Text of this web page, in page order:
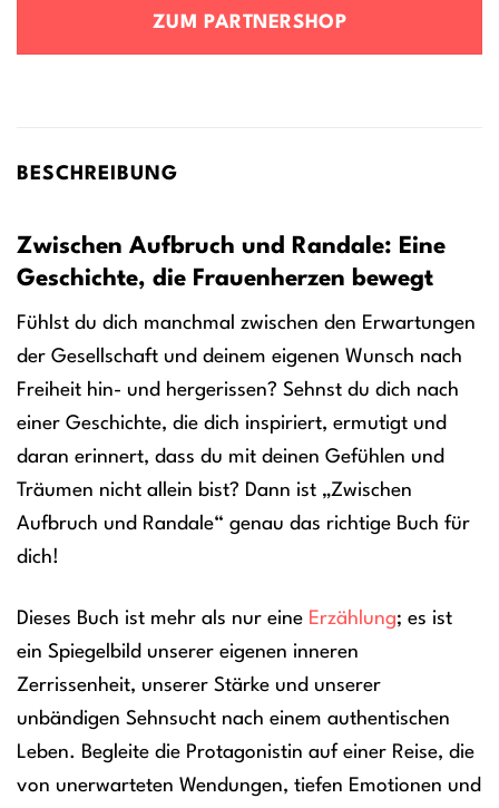
ZUM PARTNERSHOP
BESCHREIBUNG
Zwischen Aufbruch und Randale: Eine
Geschichte, die Frauenherzen bewegt
Fühlst du dich manchmal zwischen den Erwartungen
der Gesellschaft und deinem eigenen Wunsch nach
Freiheit hin- und hergerissen? Sehnst du dich nach
einer Geschichte, die dich inspiriert, ermutigt und
daran erinnert, dass du mit deinen Gefühlen und
Träumen nicht allein bist? Dann ist „Zwischen
Aufbruch und Randale“ genau das richtige Buch für
dich!
Dieses Buch ist mehr als nur eine Erzählung; es ist
ein Spiegelbild unserer eigenen inneren
Zerrissenheit, unserer Stärke und unserer
unbändigen Sehnsucht nach einem authentischen
Leben. Begleite die Protagonistin auf einer Reise, die
von unerwarteten Wendungen, tiefen Emotionen und